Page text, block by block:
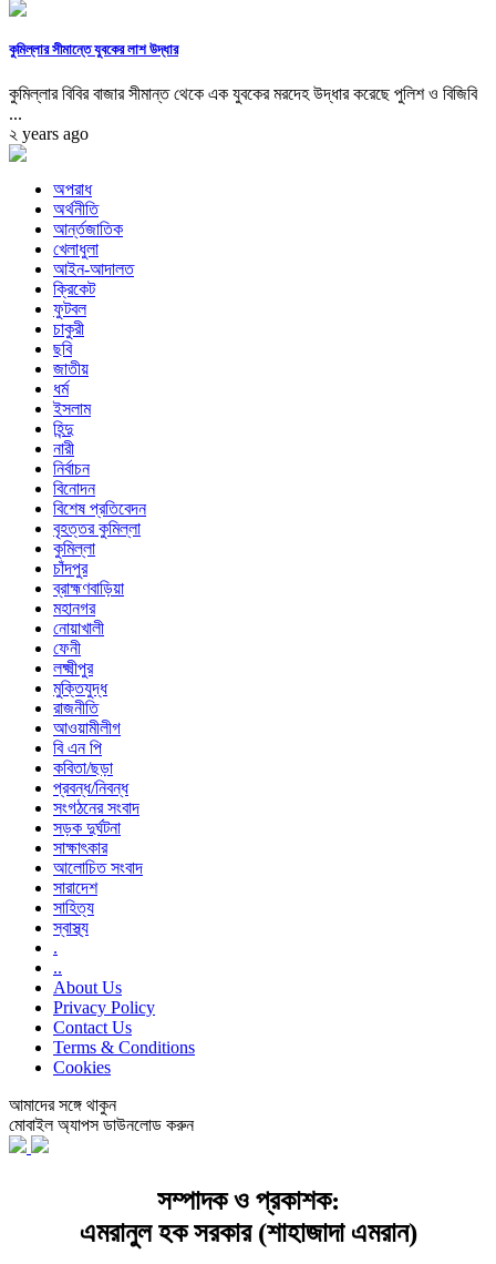
কুমিল্লার সীমান্তে যুবকের লাশ উদ্ধার
কুমিল্লার বিবির বাজার সীমান্ত থেকে এক যুবকের মরদেহ উদ্ধার করেছে পুলিশ ও বিজিবি
...
২ years ago
অপরাধ
অর্থনীতি
আর্ন্তজাতিক
খেলাধুলা
আইন-আদালত
ক্রিকেট
ফুটবল
চাকুরী
ছবি
জাতীয়
ধর্ম
ইসলাম
হিন্দু
নারী
নির্বাচন
বিনোদন
বিশেষ প্রতিবেদন
বৃহত্তর কুমিল্লা
কুমিল্লা
চাঁদপুর
ব্রাহ্মণবাড়িয়া
মহানগর
নোয়াখালী
ফেনী
লক্ষ্মীপুর
মুক্তিযুদ্ধ
রাজনীতি
আওয়ামীলীগ
বি এন পি
কবিতা/ছড়া
প্রবন্ধ/নিবন্ধ
সংগঠনের সংবাদ
সড়ক দুর্ঘটনা
সাক্ষাৎকার
আলোচিত সংবাদ
সারাদেশ
সাহিত্য
স্বাস্থ্য
.
..
About Us
Privacy Policy
Contact Us
Terms & Conditions
Cookies
আমাদের সঙ্গে থাকুন
মোবাইল অ্যাপস ডাউনলোড করুন
সম্পাদক ও প্রকাশক:
এমরানুল হক সরকার (শাহাজাদা এমরান)